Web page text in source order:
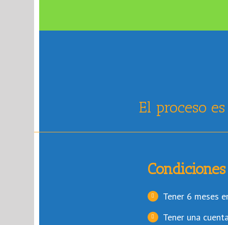
El proceso
Tener 6 meses
Tener una